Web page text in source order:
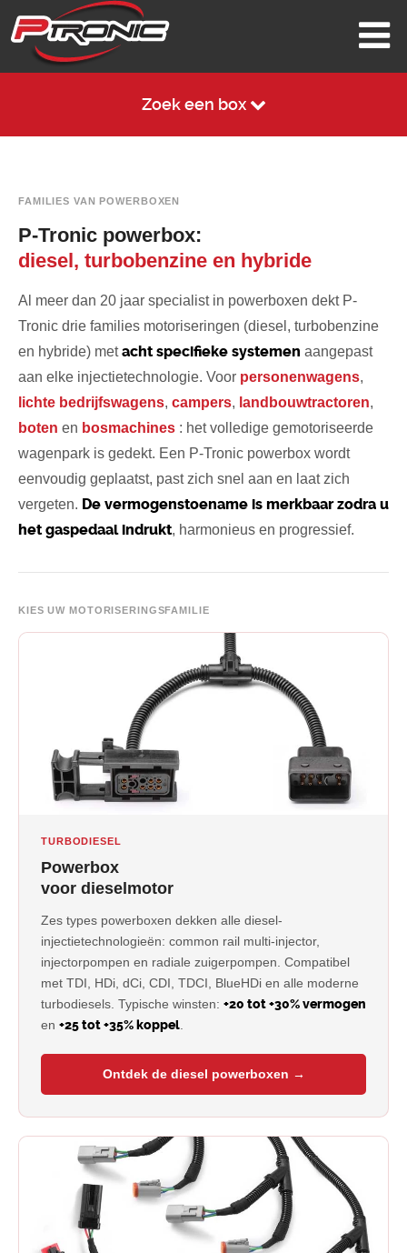
Zoek een box
Zoeken
FAMILIES VAN POWERBOXEN
P-Tronic powerbox:
diesel, turbobenzine en hybride
Al meer dan 20 jaar specialist in powerboxen dekt P-
Tronic drie families motoriseringen (diesel, turbobenzine
en hybride) metacht specifieke systemen aangepast
aan elke injectietechnologie. Voor personenwagens,
lichte bedrijfswagens, campers, landbouwtractoren,
boten en bosmachines : het volledige gemotoriseerde
wagenpark is gedekt. Een P-Tronic powerbox wordt
eenvoudig geplaatst, past zich snel aan en laat zich
vergeten. De vermogenstoename is merkbaar zodra u
het gaspedaal indrukt, harmonieus en progressief.
KIES UW MOTORISERINGSFAMILIE
TURBODIESEL
Powerbox
voor dieselmotor
Zes types powerboxen dekken alle diesel-
injectietechnologieën: common rail multi-injector,
injectorpompen en radiale zuigerpompen. Compatibel
met TDI, HDi, dCi, CDI, TDCI, BlueHDi en alle moderne
turbodiesels. Typische winsten: +20 tot +30% vermogen
en +25 tot +35% koppel
Ontdek de diesel powerboxen →